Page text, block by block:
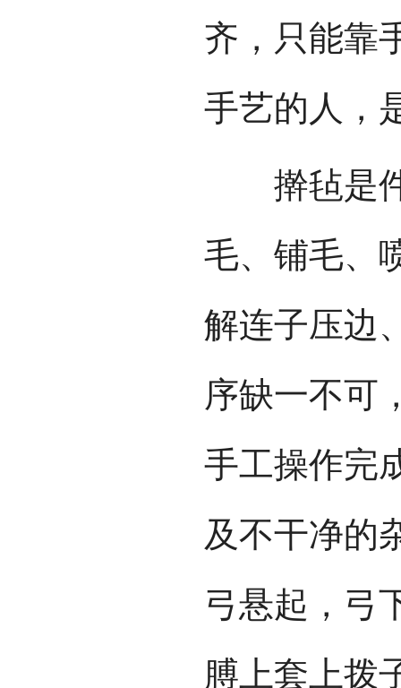
齐，只能靠
手艺的人，
擀毡是件
毛、铺毛、
解连子压边
序缺一不可
手工操作完
及不干净的
弓悬起，弓
膊上套上拨